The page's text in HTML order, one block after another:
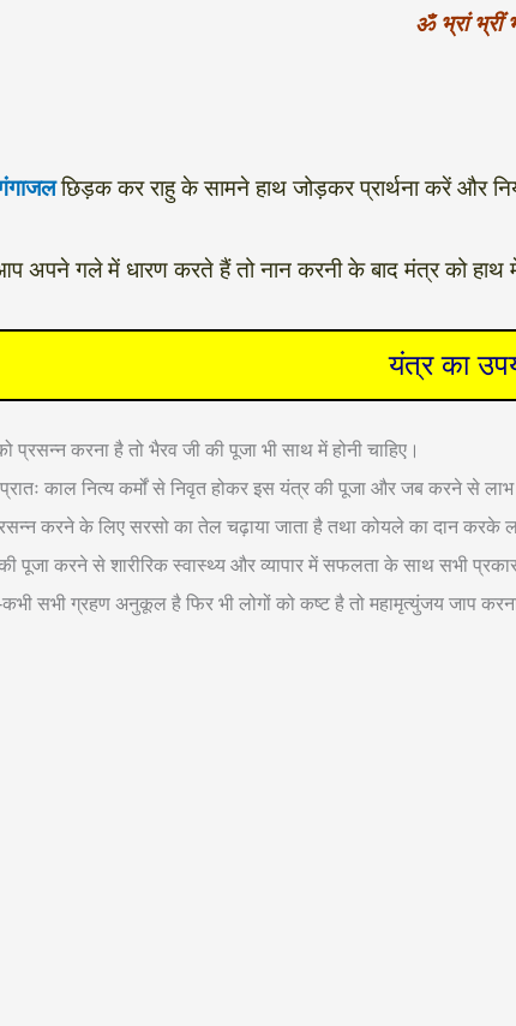
ॐ भ्रां भ्रीं
छिड़क कर राहु के सामने हाथ जोड़कर प्रार्थना करें और
अपने गले में धारण करते हैं तो नान करनी के बाद मंत्र को हाथ
यंत्र का
प्रसन्न करना है तो भैरव जी की पूजा भी साथ में होनी चाहिए।
प्रातः काल नित्य कर्मों से निवृत होकर इस यंत्र की पूजा और जब करने से लाभ
करने के लिए सरसो का तेल चढ़ाया जाता है तथा कोयले का दान करके
पूजा करने से शारीरिक स्वास्थ्य और व्यापार में सफलता के साथ सभी
सभी ग्रहण अनुकूल है फिर भी लोगों को कष्ट है तो महामृत्युंजय जाप